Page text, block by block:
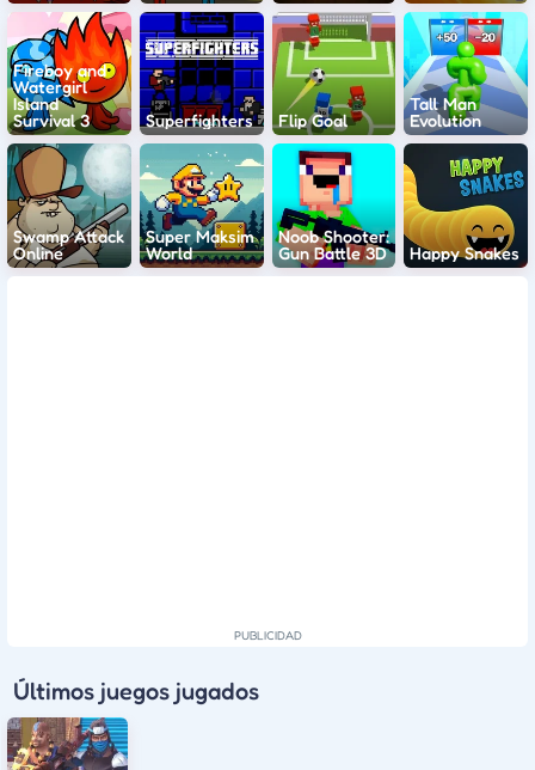
Fireboy and
Watergirl
Island
Survival 3
Superfighters Flip Goal
Tall Man
Evolution
Swamp Attack
Online
Super Maksim
World
Noob Shooter:
Gun Battle 3D
Happy Snakes
Últimos juegos jugados